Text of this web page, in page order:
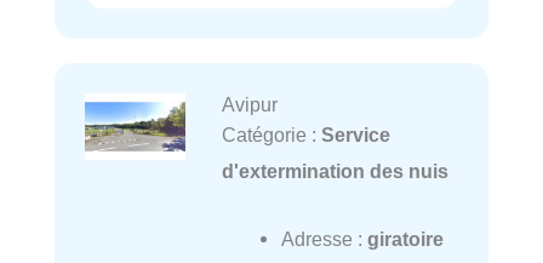
Avipur
Catégorie : Service
d'extermination des nuis
Adresse : giratoire